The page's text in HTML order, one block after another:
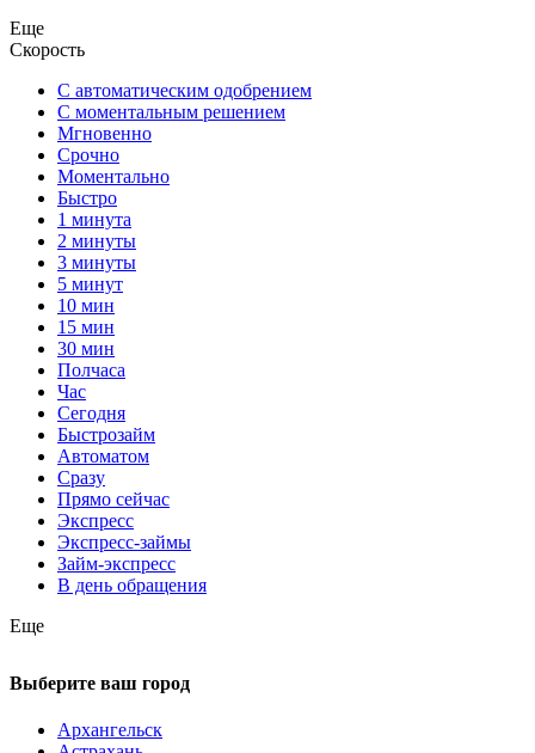
Еще
Скорость
С автоматическим одобрением
С моментальным решением
Мгновенно
Срочно
Моментально
Быстро
1 минута
2 минуты
3 минуты
5 минут
10 мин
15 мин
30 мин
Полчаса
Час
Сегодня
Быстрозайм
Автоматом
Сразу
Прямо сейчас
Экспресс
Экспресс-займы
Займ-экспресс
В день обращения
Еще
Выберите ваш город
Архангельск